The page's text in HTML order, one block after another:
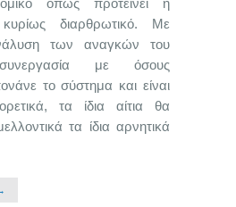
όπως προτείνει η
διαρθρωτικό. Με
των αναγκών του
με όσους
το σύστημα και είναι
τα ίδια αίτια θα
τα ίδια αρνητικά